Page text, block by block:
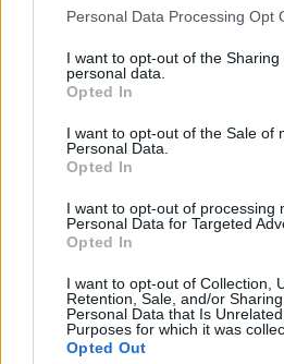
Please note that this website/app
not limited to your visit or usage
grant or deny consent to Google
use your data for below specified
consent section.
Personal Data Processing Opt
I want to opt-out of the Sharing
personal data.
Opted In
I want to opt-out of the Sale of
Personal Data.
Opted In
I want to opt-out of processing
Personal Data for Targeted
Opted In
I want to opt-out of Collection,
Retention, Sale, and/or
Personal Data that Is
Purposes for which it was
Opted Out
Bekuckózós könyvek
Most, hogy véget ért a
könyvmoly szeret a kinti